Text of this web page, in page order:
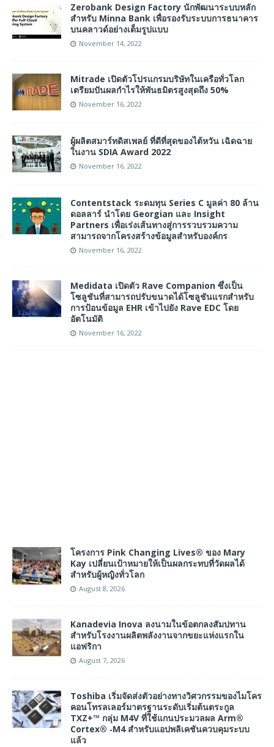
Zerobank Design Factory นักพัฒนาระบบหลัก
สำหรับ Minna Bank เพื่อรองรับระบบการธนาคาร
บนคลาวด์อย่างเต็มรูปแบบ
November 14, 2022
Mitrade เปิดตัวโปรแกรมบริษัทในเครือทั่วโลก
เตรียมปันผลกำไรให้พันธมิตรสูงสุดถึง 50%
November 16, 2022
ผู้ผลิตสมาร์ทดิสเพลย์ ที่ดีที่สุดของไต้หวัน เฉิดฉาย
ในงาน SDIA Award 2022
November 16, 2022
Contentstack ระดมทุน Series C มูลค่า 80 ล้าน
ดอลลาร์ นำโดย Georgian และ Insight
Partners เพื่อเร่งเส้นทางสู่การรวบรวมความ
สามารถจากโครงสร้างข้อมูลสำหรับองค์กร
November 16, 2022
Medidata เปิดตัว Rave Companion ซึ่งเป็น
โซลูชันที่สามารถปรับขนาดได้โซลูชันแรกสำหรับ
การป้อนข้อมูล EHR เข้าไปยัง Rave EDC โดย
อัตโนมัติ
November 16, 2022
โครงการ Pink Changing Lives® ของ Mary
Kay เปลี่ยนเป้าหมายให้เป็นผลกระทบที่วัดผลได้
สำหรับผู้หญิงทั่วโลก
August 8, 2026
Kanadevia Inova ลงนามในข้อตกลงสัมปทาน
สำหรับโรงงานผลิตพลังงานจากขยะแห่งแรกใน
แอฟริกา
August 7, 2026
Toshiba เริ่มจัดส่งตัวอย่างทางวิศวกรรมของไมโคร
คอนโทรลเลอร์มาตรฐานระดับเริ่มต้นตระกูล
TXZ+™ กลุ่ม M4V ที่ใช้แกนประมวลผล Arm®
Cortex® ‑M4 สำหรับแอปพลิเคชันควบคุมระบบ
แล้ว